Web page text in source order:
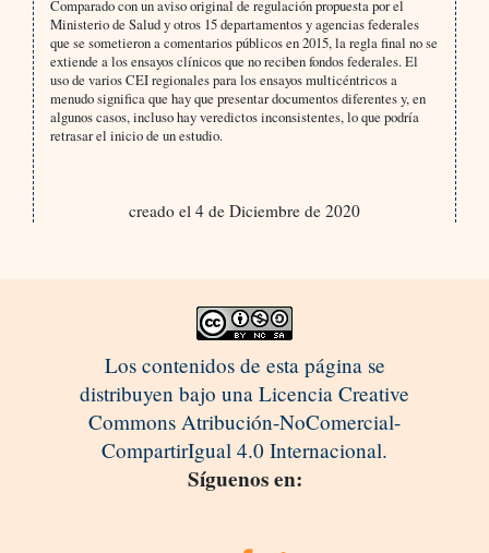
Comparado con un aviso original de regulación propuesta por el
Ministerio de Salud y otros 15 departamentos y agencias federales
que se sometieron a comentarios públicos en 2015, la regla final no se
extiende a los ensayos clínicos que no reciben fondos federales. El
uso de varios CEI regionales para los ensayos multicéntricos a
menudo significa que hay que presentar documentos diferentes y, en
algunos casos, incluso hay veredictos inconsistentes, lo que podría
retrasar el inicio de un estudio.
creado el 4 de Diciembre de 2020
Los contenidos de esta página se
distribuyen bajo una Licencia Creative
Commons Atribución-NoComercial-
CompartirIgual 4.0 Internacional.
Síguenos en: